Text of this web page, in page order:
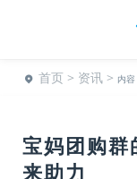
首页 > 资讯 > 内容
宝妈团购
来助力